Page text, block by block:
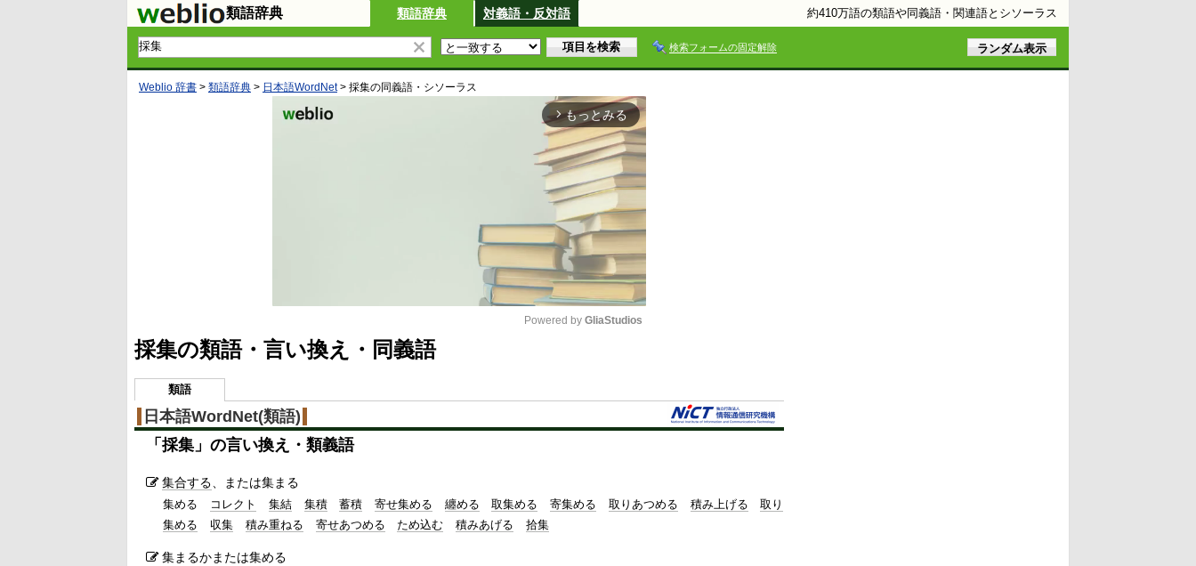
類語辞典 類語辞典 対義語・反対語 約410万語の類語や同義語・関連語とシソーラス
検索フォームの固定解除
Weblio 辞書 > 類語辞典 > 日本語WordNet> 採集の同義語・シソーラス
arrow_forward_ios もっとみる
Powered by GliaStudios
採集の類語・言い換え・同義語
類語
日本語WordNet(類語)
「 採集 」の言い換え・類義語
集合する、または集まる
集める コレクト 集結 集積 蓄積 寄せ集める 纏める 取集める 寄集める 取りあつめる 積み上げる
取り
集める
収集 積み重ねる 寄せあつめる ため込む 積みあげる 拾集
集まるかまたは集める